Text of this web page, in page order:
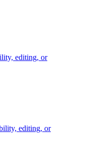
editing, or
editing, or